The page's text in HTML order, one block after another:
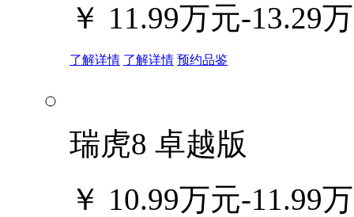
￥ 11.99万元-13.29
了解详情 了解详情 预约品鉴
瑞虎8 卓越版
￥ 10.99万元-11.99